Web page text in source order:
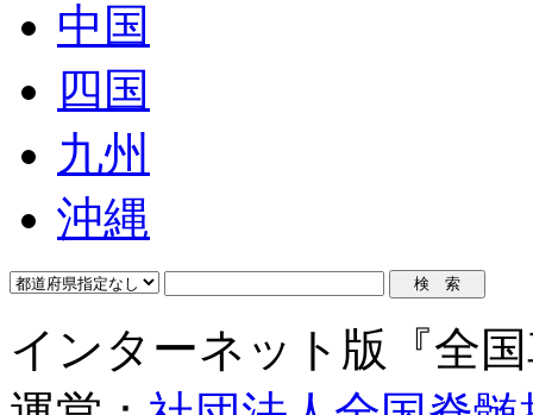
中国
四国
九州
沖縄
インターネット版『全